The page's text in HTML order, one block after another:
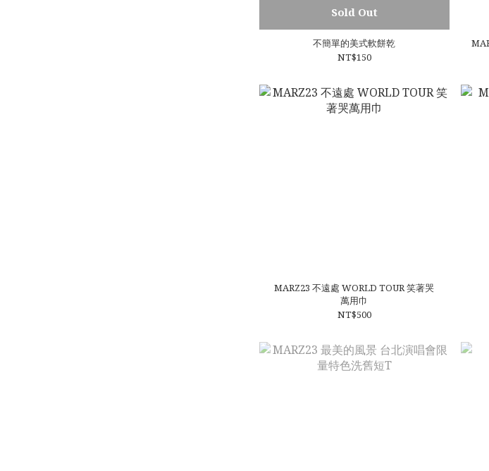
Sold Out
不簡單的美式軟餅乾
NT$150
MARZ23 不遠處 WORLD TOUR 笑著哭
萬用巾
NT$500